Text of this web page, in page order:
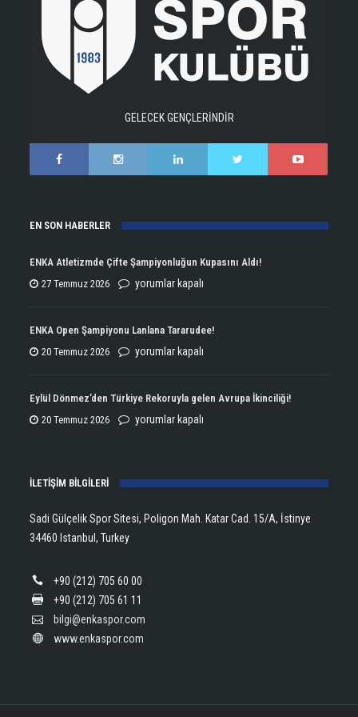
GELECEK GENÇLERİNDİR
EN SON HABERLER
ENKA Atletizmde Çifte Şampiyonluğun Kupasını Aldı!
27 Temmuz 2026
ENKA
Çifte
Şampiyonluğun
yorumlar kapalı
ENKA Open Şampiyonu Lanlana Tararudee!
20 Temmuz 2026
ENKA
Şampiyonu
Lanlana
yorumlar kapalı
Eylül Dönmez’den Türkiye Rekoruyla gelen Avrupa İkinciliği!
20 Temmuz 2026
Eylül
Rekoruyla
Avrupa
yorumlar kapalı
İLETİŞİM BİLGİLERİ
Sadi Gülçelik Spor Sitesi, Poligon Mah. Katar Cad. 15/A, İstinye
34460 Istanbul, Turkey
+90 (212) 705 60 00
+90 (212) 705 61 11
bilgi@enkaspor.com
www.enkaspor.com